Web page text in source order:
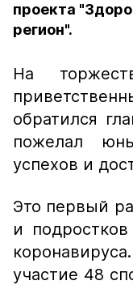
проекта
регион".
На
обратился
пожелал
успехов и
Это первый
и
участие 48